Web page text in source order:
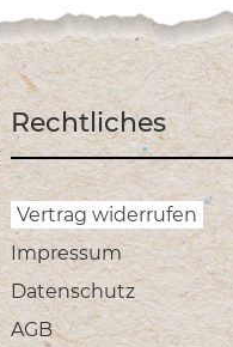
Rechtliches
Vertrag widerrufen
Impressum
Datenschutz
AGB